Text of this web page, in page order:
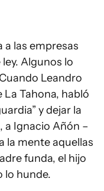
a las empresas
Algunos lo
Leandro
Tahona, habló
y dejar la
a Ignacio Añón –
la mente aquellas
funda, el hijo
lo hunde.